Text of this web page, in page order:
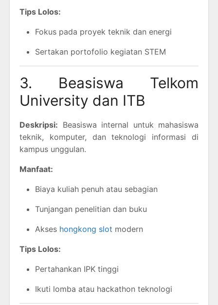
Tips Lolos:
Fokus pada proyek teknik dan energi
Sertakan portofolio kegiatan STEM
3. Beasiswa Telkom
University dan ITB
Deskripsi: Beasiswa internal untuk mahasiswa
teknik, komputer, dan teknologi informasi di
kampus unggulan.
Manfaat:
Biaya kuliah penuh atau sebagian
Tunjangan penelitian dan buku
Akses hongkong slot modern
Tips Lolos:
Pertahankan IPK tinggi
Ikuti lomba atau hackathon teknologi